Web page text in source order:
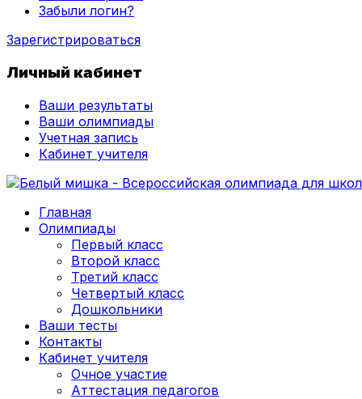
Забыли логин?
Зарегистрироваться
Личный кабинет
Ваши результаты
Ваши олимпиады
Учетная запись
Кабинет учителя
Главная
Олимпиады
Первый класс
Второй класс
Третий класс
Четвертый класс
Дошкольники
Ваши тесты
Контакты
Кабинет учителя
Очное участие
Аттестация педагогов